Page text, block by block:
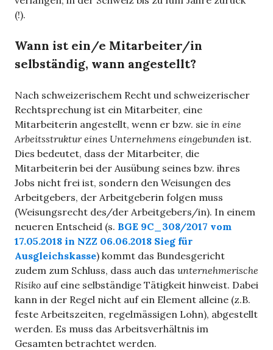
(!).
Wann ist ein/e Mitarbeiter/in
selbständig, wann angestellt?
Nach schweizerischem Recht und schweizerischer
Rechtsprechung ist ein Mitarbeiter, eine
Mitarbeiterin angestellt, wenn er bzw. sie in eine
Arbeitsstruktur eines Unternehmens eingebunden ist.
Dies bedeutet, dass der Mitarbeiter, die
Mitarbeiterin bei der Ausübung seines bzw. ihres
Jobs nicht frei ist, sondern den Weisungen des
Arbeitgebers, der Arbeitgeberin folgen muss
(Weisungsrecht des/der Arbeitgebers/in). In einem
neueren Entscheid (s. BGE 9C_308/2017 vom
17.05.2018 in NZZ 06.06.2018 Sieg für
Ausgleichskasse) kommt das Bundesgericht
zudem zum Schluss, dass auch das unternehmerische
Risiko auf eine selbständige Tätigkeit hinweist. Dabei
kann in der Regel nicht auf ein Element alleine (z.B.
feste Arbeitszeiten, regelmässigen Lohn), abgestellt
werden. Es muss das Arbeitsverhältnis im
Gesamten betrachtet werden.